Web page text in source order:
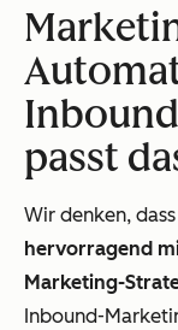
passt
Wir denken, dass
hervorragend
Marketing-
Inbound-